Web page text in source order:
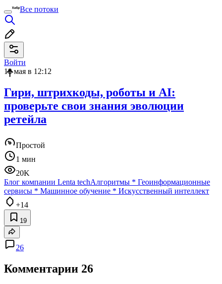
Все потоки
Войти
18 мая в 12:12
Гири, штрихкоды, роботы и AI:
проверьте свои знания эволюции
ретейла
Простой
1 мин
20K
Блог компании Lenta techАлгоритмы * Геоинформационные
сервисы * Машинное обучение * Искусственный интеллект
+14
19
26
Комментарии 26